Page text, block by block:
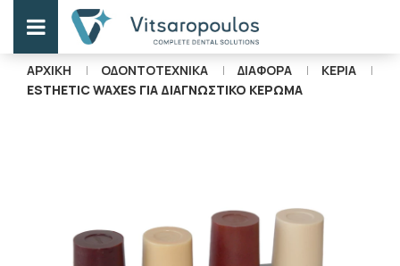
ΑΡΧΙΚΗ ΟΔΟΝΤΟΤΕΧΝΙΚΑ ΔΙΑΦΟΡΑ
ΚΕΡΙΑ
ESTHETIC WAXES ΓΙΑ ΔΙΑΓΝΩΣΤΙΚΟ ΚΕΡΩΜΑ